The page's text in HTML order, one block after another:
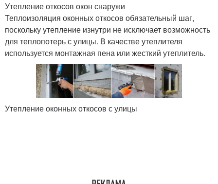
Утепление откосов окон снаружи
Теплоизоляция оконных откосов обязательный шаг,
поскольку утепление изнутри не исключает возможность
для теплопотерь с улицы. В качестве утеплителя
используется монтажная пена или жесткий утеплитель.
Утепление оконных откосов с улицы